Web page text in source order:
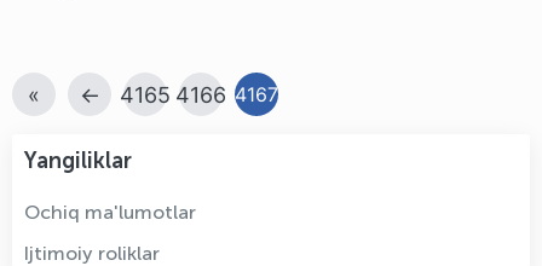
« ← 4165 4166 4167
Yangiliklar
Ochiq ma'lumotlar
Ijtimoiy roliklar